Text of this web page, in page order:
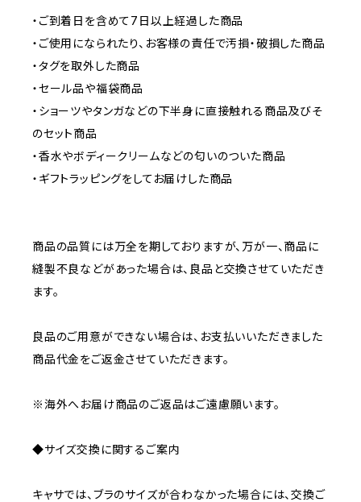
・ご到着日を含めて7日以上経過した商品
・ご使用になられたり、お客様の責任で汚損・破損した商品
・タグを取外した商品
・セール品や福袋商品
・ショーツやタンガなどの下半身に直接触れる商品及びそ
のセット商品
・香水やボディークリームなどの匂いのついた商品
・ギフトラッピングをしてお届けした商品
商品の品質には万全を期しておりますが、万が一、商品に
縫製不良などがあった場合は、良品と交換させていただき
ます。
良品のご用意ができない場合は、お支払いいただきました
商品代金をご返金させていただきます。
※海外へお届け商品のご返品はご遠慮願います。
◆サイズ交換に関するご案内
キャサでは、ブラのサイズが合わなかった場合には、交換ご